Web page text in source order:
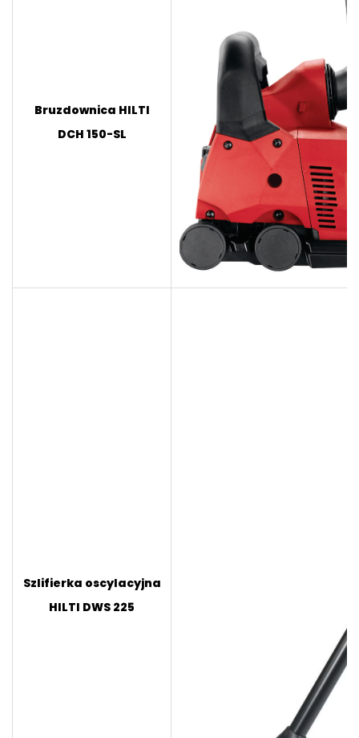
Bruzdownica HILTI
DCH 150-SL
Szlifierka oscylacyjna
HILTI DWS 225